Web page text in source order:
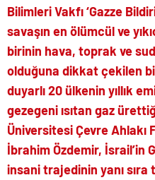
Bilimleri Vakfı ‘Gazze
savaşın en ölümcül ve
birinin hava, toprak ve
olduğuna dikkat çekilen
duyarlı 20 ülkenin yıllık
gezegeni ısıtan gaz
Üniversitesi Çevre Ahlakı
İbrahim Özdemir, İsrail’in
insani trajedinin yanı